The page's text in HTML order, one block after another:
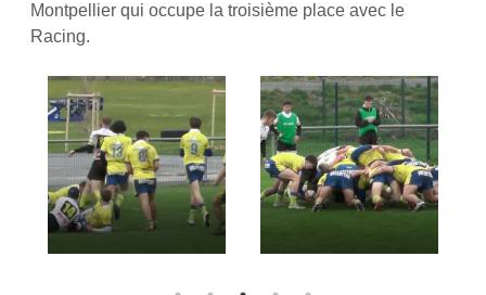
Montpellier qui occupe la troisième place avec le
Racing.